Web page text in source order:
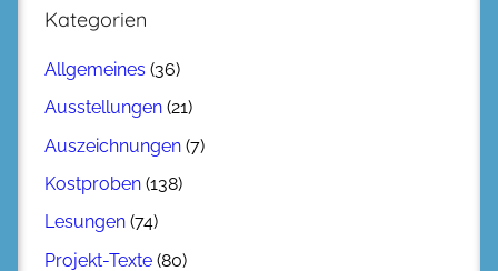
Kategorien
Allgemeines (36)
Ausstellungen (21)
Auszeichnungen (7)
Kostproben (138)
Lesungen (74)
Projekt-Texte (80)